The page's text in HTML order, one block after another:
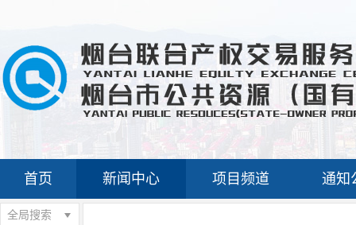
首页 新闻中心 项目频道 通知
全局搜索